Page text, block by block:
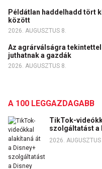
Példátlan haddelhadd tört
között
2026. AUGUSZTUS 8.
Az agrárválságra
juthatnak a gazdák
2026. AUGUSZTUS 8.
A 100 LEGGAZDAGABB
TikTok-
szolgáltatást a
2026. AUGUSZTUS